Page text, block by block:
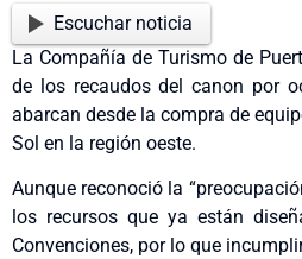
Escuchar noticia
La Compañía de Turismo de
de los recaudos del canon por
abarcan desde la compra de
Sol en la región oeste.
Aunque reconoció la
los recursos que ya están
Convenciones, por lo que